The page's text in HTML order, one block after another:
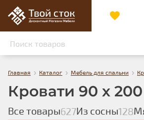
Главная › Каталог › Мебель для спальни ›
Кровати 90 x 200
Все товары627Из сосны128